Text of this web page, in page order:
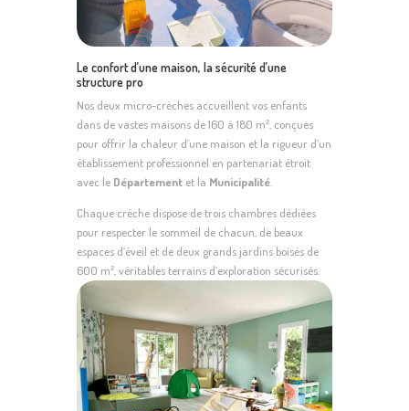
Le confort d’une maison, la sécurité d’une
structure pro
Nos deux micro-crèches accueillent vos enfants
dans de vastes maisons de 160 à 180 m², conçues
pour offrir la chaleur d’une maison et la rigueur d’un
établissement professionnel en partenariat étroit
avec le Département et la Municipalité
Chaque crèche dispose de trois chambres dédiées
pour respecter le sommeil de chacun, de beaux
espaces d’éveil et de deux grands jardins boisés de
600 m², véritables terrains d’exploration sécurisés.